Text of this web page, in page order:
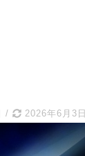
/ 2026年6月3日